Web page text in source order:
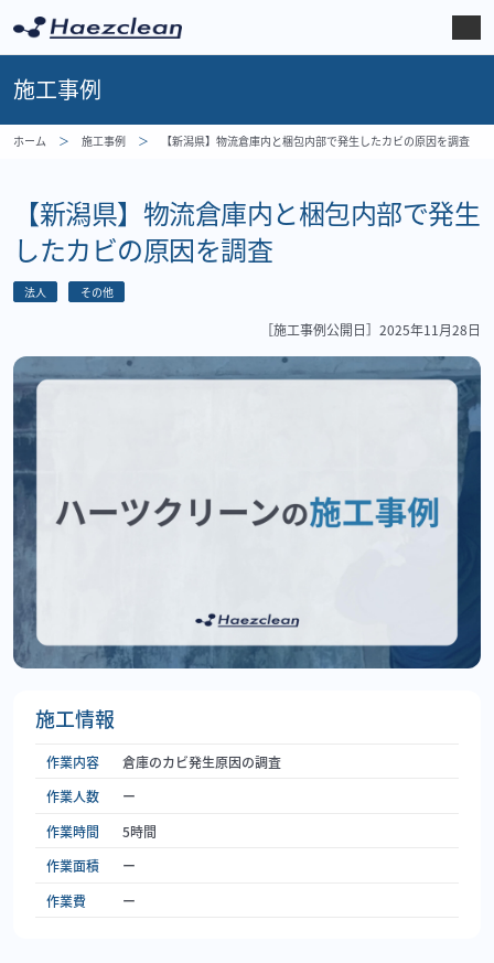
施工事例
ホーム 施工事例 【新潟県】物流倉庫内と梱包内部で発生したカビの原因を調査
【新潟県】物流倉庫内と梱包内部で発生
したカビの原因を調査
法人 その他
［施工事例公開日］ 2025年11月28日
施工情報
作業内容
倉庫のカビ発生原因の調査
作業人数
ー
作業時間
5時間
作業面積
ー
作業費
ー